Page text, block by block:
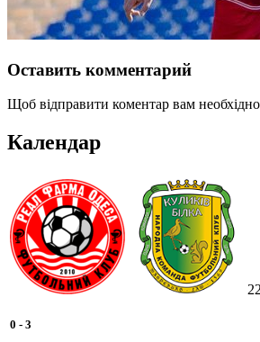
Оставить комментарий
Щоб відправити коментар вам необхідно
Календар
0 - 3